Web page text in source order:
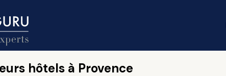
hôtels à Provence